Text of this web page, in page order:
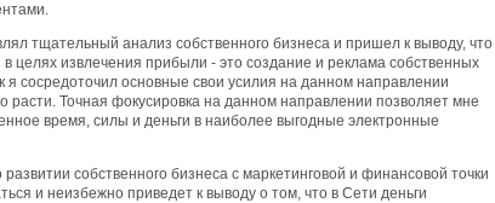
тщательный анализ собственного бизнеса и пришел к выводу, что
целях извлечения прибыли - это создание и реклама собственных
сосредоточил основные свои усилия на данном направлении
Точная фокусировка на данном направлении позволяет мне
время, силы и деньги в наиболее выгодные электронные
собственного бизнеса с маркетинговой и финансовой точки
и неизбежно приведет к выводу о том, что в Сети деньги